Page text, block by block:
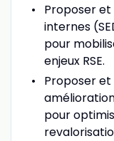
Proposer
internes
pour
enjeux RSE.
Proposer
pour